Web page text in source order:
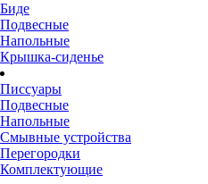
Биде
Подвесные
Напольные
Крышка-сиденье
Писсуары
Подвесные
Напольные
Смывные устройства
Перегородки
Комплектующие